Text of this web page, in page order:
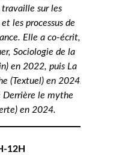
sur les
les processus de
Elle a co-écrit,
Sociologie de la
en 2022, puis La
(Textuel) en 2024.
Derrière le mythe
en 2024.
12H